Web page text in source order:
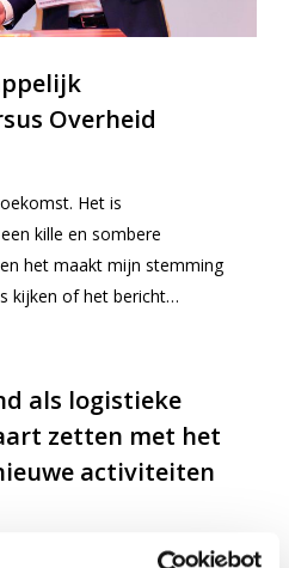
Overheid
Het is
kille en sombere
het maakt mijn stemming
kijken of het bericht…
als logistieke
zetten met het
activiteiten
Expertise Centrum